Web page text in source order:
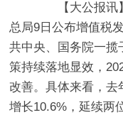
【大公报讯】
总局9日公布增值税
共中央、国务院一揽
策持续落地显效，
改善。具体来看，去
增长10.6%，延续两